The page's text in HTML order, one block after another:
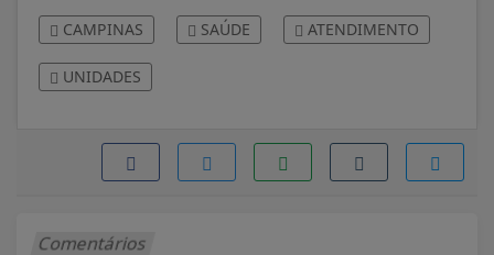
CAMPINAS SAÚDE ATENDIMENTO
UNIDADES
Comentários